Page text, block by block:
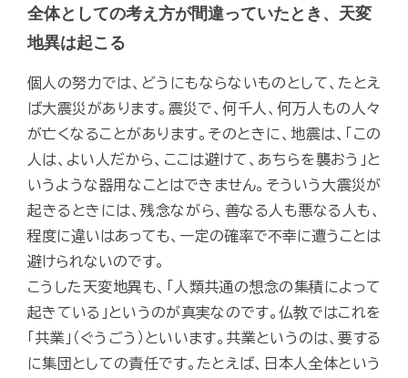
全体としての考え方が間違っていたとき、天変
地異は起こる
個人の努力では、どうにもならないものとして、たとえ
ば大震災があります。震災で、何千人、何万人もの人々
が亡くなることがあります。そのときに、地震は、「この
人は、よい人だから、ここは避けて、あちらを襲おう」と
いうような器用なことはできません。そういう大震災が
起きるときには、残念ながら、善なる人も悪なる人も、
程度に違いはあっても、一定の確率で不幸に遭うことは
避けられないのです。
こうした天変地異も、「人類共通の想念の集積によって
起きている」というのが真実なのです。仏教ではこれを
「共業」（ぐうごう）といいます。共業というのは、要する
に集団としての責任です。たとえば、日本人全体という